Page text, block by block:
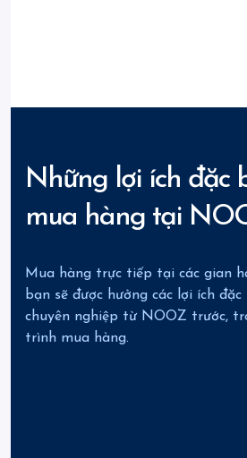
Những lợi ích đặc
mua hàng tại
Mua hàng trực tiếp tại các gian
bạn sẽ được hưởng các lợi ích
chuyên nghiệp từ NOOZ trước,
trình mua hàng.